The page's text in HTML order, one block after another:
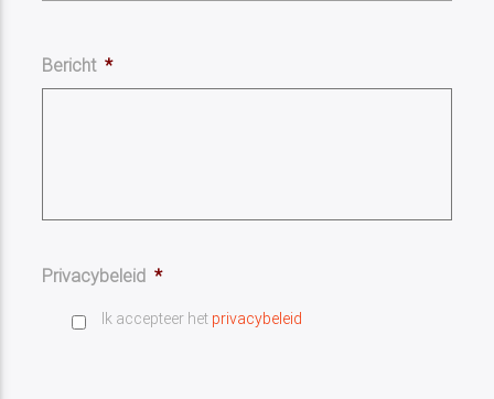
Bericht *
Privacybeleid *
Ik accepteer het privacybeleid